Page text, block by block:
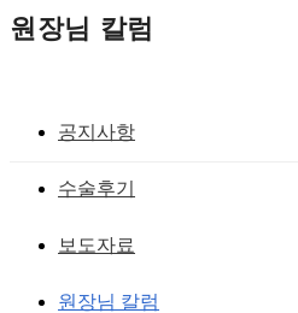
원장님 칼럼
공지사항
수술후기
보도자료
원장님 칼럼
눈을 크고 시원스럽게